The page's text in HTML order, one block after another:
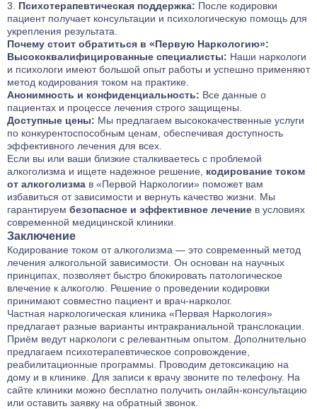
Психотерапевтическая поддержка: После кодировки
пациент получает консультации и психологическую помощь для
укрепления результата.
Почему стоит обратиться в «Первую Наркологию»:
Высококвалифицированные специалисты: Наши наркологи
и психологи имеют большой опыт работы и успешно применяют
метод кодирования током на практике.
Анонимность и конфиденциальность: Все данные о
пациентах и процессе лечения строго защищены.
Доступные цены: Мы предлагаем высококачественные услуги
по конкурентоспособным ценам, обеспечивая доступность
эффективного лечения для всех.
Если вы или ваши близкие сталкиваетесь с проблемой
алкоголизма и ищете надежное решение, кодирование током
от алкоголизма в «Первой Наркологии» поможет вам
избавиться от зависимости и вернуть качество жизни. Мы
гарантируем безопасное и эффективное лечение в условиях
современной медицинской клиники.
Заключение
Кодирование током от алкоголизма — это современный метод
лечения алкогольной зависимости. Он основан на научных
принципах, позволяет быстро блокировать патологическое
влечение к алкоголю. Решение о проведении кодировки
принимают совместно пациент и врач-нарколог.
Частная наркологическая клиника «Первая Наркология»
предлагает разные варианты интракраниальной транслокации.
Приём ведут наркологи с релевантным опытом. Дополнительно
предлагаем психотерапевтическое сопровождение,
реабилитационные программы . Проводим детоксикацию на
дому и в клинике. Для записи к врачу звоните по телефону. На
сайте клиники можно бесплатно получить онлайн-консультацию
или оставить заявку на обратный звонок.